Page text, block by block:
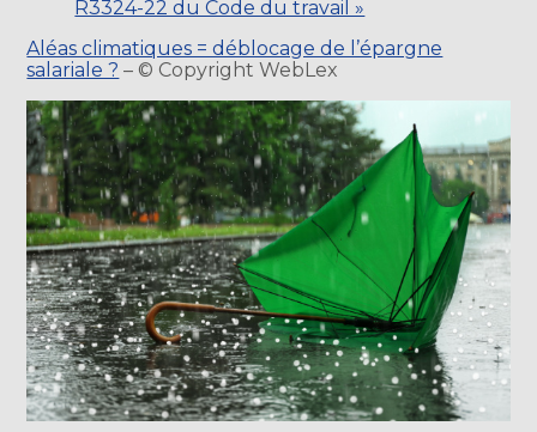
R3324-22 du Code du travail »
Aléas climatiques = déblocage de l’épargne
salariale ? – © Copyright WebLex